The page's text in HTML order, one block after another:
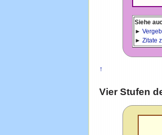
Siehe
►
►Zitate
↑
Vier Stufen